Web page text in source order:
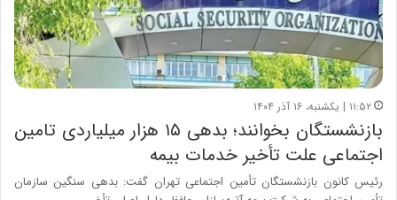
۱۱:۵۲ | یکشنبه، ۱۶ آذر ۱۴۰۴
بازنشستگان بخوانند؛ بدهی ۱۵ هزار میلیاردی تامین
اجتماعی علت تأخیر خدمات بیمه
رئیس کانون بازنشستگان تأمین اجتماعی تهران گفت: بدهی سنگین سازمان